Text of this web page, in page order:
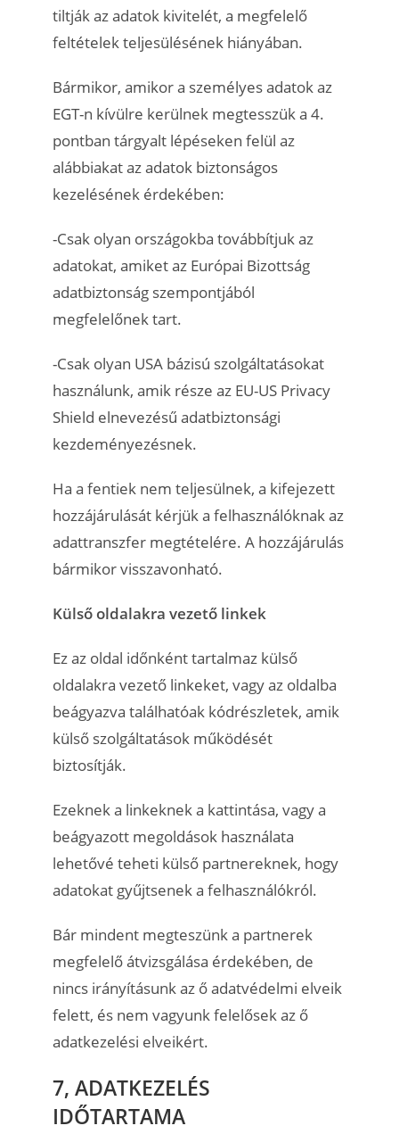
tiltják az adatok kivitelét, a megfelelő
feltételek teljesülésének hiányában.
Bármikor, amikor a személyes adatok az
EGT-n kívülre kerülnek megtesszük a 4.
pontban tárgyalt lépéseken felül az
alábbiakat az adatok biztonságos
kezelésének érdekében:
-Csak olyan országokba továbbítjuk az
adatokat, amiket az Európai Bizottság
adatbiztonság szempontjából
megfelelőnek tart.
-Csak olyan USA bázisú szolgáltatásokat
használunk, amik része az EU-US Privacy
Shield elnevezésű adatbiztonsági
kezdeményezésnek.
Ha a fentiek nem teljesülnek, a kifejezett
hozzájárulását kérjük a felhasználóknak az
adattranszfer megtételére. A hozzájárulás
bármikor visszavonható.
Külső oldalakra vezető linkek
Ez az oldal időnként tartalmaz külső
oldalakra vezető linkeket, vagy az oldalba
beágyazva találhatóak kódrészletek, amik
külső szolgáltatások működését
biztosítják.
Ezeknek a linkeknek a kattintása, vagy a
beágyazott megoldások használata
lehetővé teheti külső partnereknek, hogy
adatokat gyűjtsenek a felhasználókról.
Bár mindent megteszünk a partnerek
megfelelő átvizsgálása érdekében, de
nincs irányításunk az ő adatvédelmi elveik
felett, és nem vagyunk felelősek az ő
adatkezelési elveikért.
7, ADATKEZELÉS
IDŐTARTAMA